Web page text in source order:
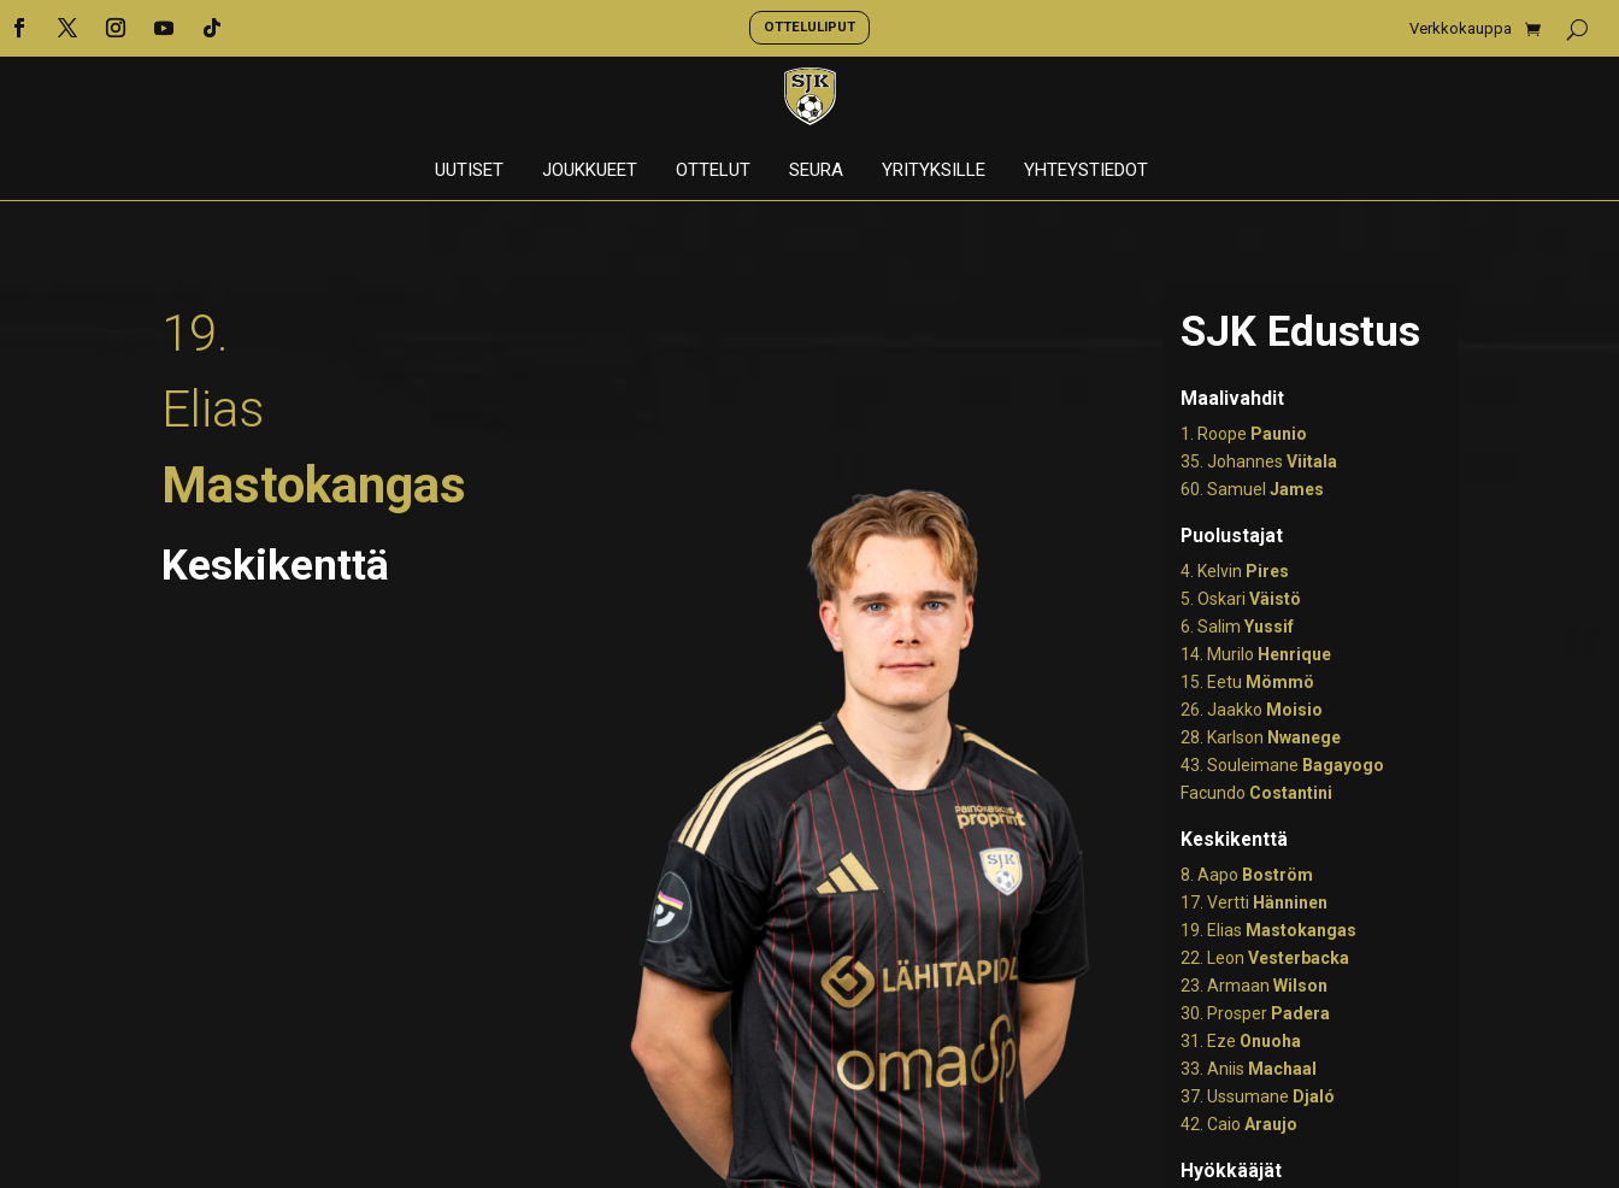
OTTELULIPUT Verkkokauppa
UUTISET JOUKKUEET OTTELUT SEURA YRITYKSILLE YHTEYSTIEDOT
19.
Elias
Mastokangas
Keskikenttä
SJK Edustus
Maalivahdit
1. Roope Paunio
35. Johannes Viitala
60. Samuel James
Puolustajat
4. Kelvin Pires
5. Oskari Väistö
6. Salim Yussif
14. Murilo Henrique
15. Eetu Mömmö
26. Jaakko Moisio
28. Karlson Nwanege
43. Souleimane Bagayogo
Facundo Costantini
Keskikenttä
8. Aapo Boström
17. Vertti Hänninen
19. Elias Mastokangas
22. Leon Vesterbacka
23. Armaan Wilson
30. Prosper Padera
31. Eze Onuoha
33. Aniis Machaal
37. Ussumane Djaló
42. Caio Araujo
Hyökkääjät